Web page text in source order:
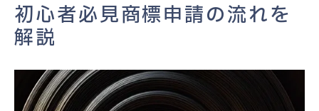
成功する商標申請のための準備
商標申請で失敗しないための基本ステップ
商標申請前に確認するべきリスト
商標申請の各ステップとその重要性
初心者必見商標申請の流れを
解説